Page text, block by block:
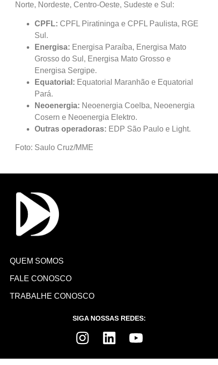
Norte, Nordeste, Centro-Oeste, Sudeste e Sul:
CPFL: CPFL Piratininga e CPFL Paulista, RGE
Sul.
Energisa: Energisa Paraíba, Energisa Mato
Grosso do Sul, Energisa Mato Grosso e
Energisa Sergipe.
Equatorial: Equatorial Maranhão e Equatorial
Pará.
Neoenergia: Neoenergia Coelba, Neoenergia
Cosern e Neoenergia Elektro.
Outras operadoras: EDP São Paulo e Light.
Foto: Saulo Cruz/MME
QUEM SOMOS
FALE CONOSCO
TRABALHE CONOSCO
SIGA NOSSAS REDES: